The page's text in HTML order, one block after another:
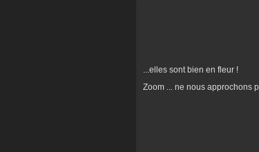
...elles sont bien en fleur !
Zoom ... ne nous approchons